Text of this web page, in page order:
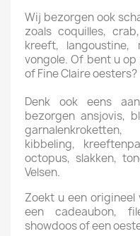
Wij bezorgen ook
zoals coquilles,
kreeft, langoustine,
vongole. Of bent u
of Fine Claire oesters?
Denk ook eens
bezorgen ansjovis,
kibbeling,
octopus, slakken,
Velsen.
Zoekt u een
een cadeaubon,
showdoos of een